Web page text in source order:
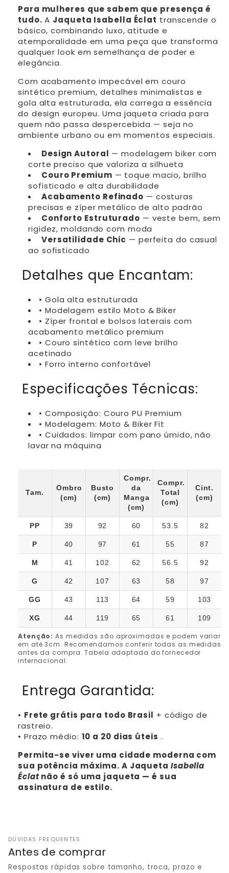
Para mulheres que sabem que presença é
tudo. A Jaqueta Isabella Éclat transcende o
básico, combinando luxo, atitude e
atemporalidade em uma peça que transforma
qualquer look em semelhança de poder e
elegância.
Com acabamento impecável em couro
sintético premium, detalhes minimalistas e
gola alta estruturada, ela carrega a essência
do design europeu. Uma jaqueta criada para
quem não passa despercebida — seja no
ambiente urbano ou em momentos especiais.
Design Autoral — modelagem biker com
corte preciso que valoriza a silhueta
Couro Premium — toque macio, brilho
sofisticado e alta durabilidade
Acabamento Refinado — costuras
precisas e zíper metálico de alto padrão
Conforto Estruturado — veste bem, sem
rigidez, moldando com moda
Versatilidade Chic — perfeita do casual
ao sofisticado
Detalhes que Encantam:
• Gola alta estruturada
• Modelagem estilo Moto & Biker
• Zíper frontal e bolsos laterais com
acabamento metálico premium
• Couro sintético com leve brilho
acetinado
• Forro interno confortável
Especificações Técnicas:
• Composição: Couro PU Premium
• Modelagem: Moto & Biker Fit
• Cuidados: limpar com pano úmido, não
lavar na máquina
Tam.
Ombro
(cm)
Busto
(cm)
Compr.
da
Manga
(cm)
Compr.
Total
(cm)
Cint.
(cm)
PP 39 92 60 53.5 82
P 40 97 61 55 87
M 41 102 62 56.5 92
G 42 107 63 58 97
GG 43 113 64 59 103
XG 44 119 65 61 109
Atenção: As medidas são aproximadas e podem variar
em até 3cm. Recomendamos conferir todas as medidas
antes da compra. Tabela adaptada do fornecedor
internacional.
Entrega Garantida:
• Frete grátis para todo Brasil + código de
rastreio.
• Prazo médio: 10 a 20 dias úteis .
Permita-se viver uma cidade moderna com
sua potência máxima. A Jaqueta Isabella
Éclatnão é só uma jaqueta — é sua
assinatura de estilo.
DÚVIDAS FREQUENTES
Antes de comprar
Respostas rápidas sobre tamanho, troca, prazo e